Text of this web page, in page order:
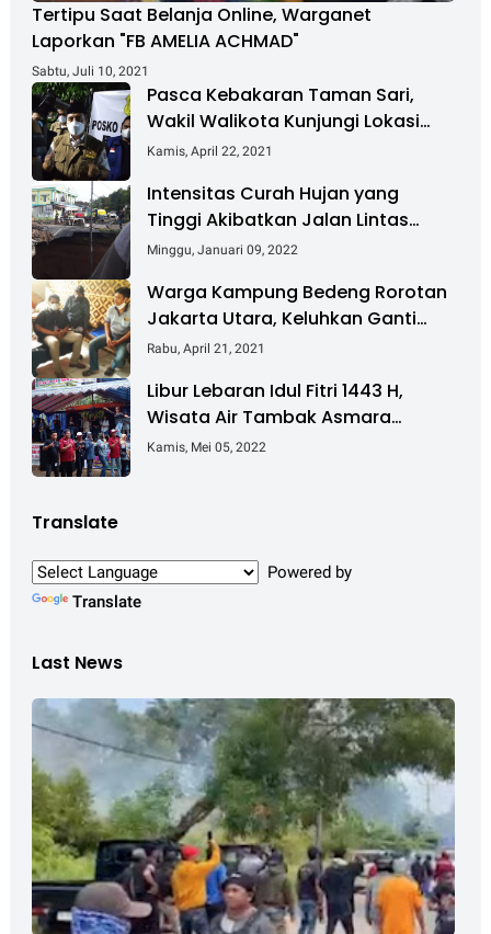
Tertipu Saat Belanja Online, Warganet
Laporkan "FB AMELIA ACHMAD"
Sabtu, Juli 10, 2021
Pasca Kebakaran Taman Sari,
Wakil Walikota Kunjungi Lokasi
Kebakaran Dan Salurkan Bantuan
Kamis, April 22, 2021
Intensitas Curah Hujan yang
Tinggi Akibatkan Jalan Lintas
Sumatera Nyaris Putus
Minggu, Januari 09, 2022
Warga Kampung Bedeng Rorotan
Jakarta Utara, Keluhkan Ganti
Rugi Pembebasan Lahan Tol
Rabu, April 21, 2021
Libur Lebaran Idul Fitri 1443 H,
Wisata Air Tambak Asmara
Kotabaru Dipadati Ribuan
Kamis, Mei 05, 2022
Translate
Powered by
Translate
Last News